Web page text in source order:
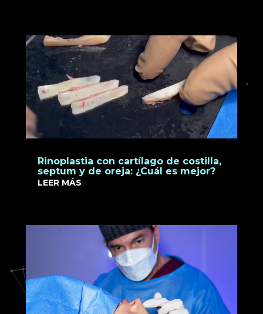
Rinoplastia con cartílago de costilla,
septum y de oreja: ¿Cuál es mejor?
LEER MÁS